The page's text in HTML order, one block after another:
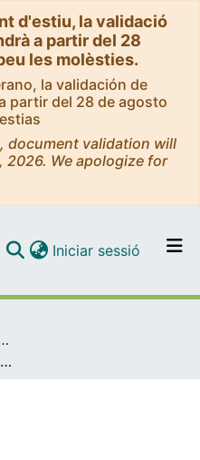
d'estiu, la validació
a partir del 28
les molèsties.
la validación de
partir del 28 de agosto
document validation will
We apologize for
per tot el DD
Iniciar sessió (current)
- Mestre d'Educació Primària
Percepcions de mestres, famílies i alumnat sobre l’aprenentatge social i emocional a l’aula d’educació primària